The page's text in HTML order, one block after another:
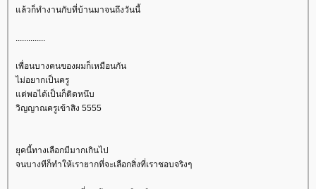
ล้วก็ทำงานกับที่บ้านมาจนถึงวันนี้
..............
เพื่อนบางคนของผมก็เหมือนกัน
ไม่อยากเป็นครู
ต่พอได้เป็นก็ติดหนึบ
วิญญาณครูเข้าสิง 5555
ุคนี้ทางเลือกมีมากเกินไป
จนบางทีก็ทำให้เรายากที่จะเลือกสิ่งที่เราชอบจริงๆ